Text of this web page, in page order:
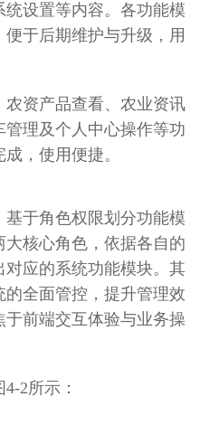
设置等内容。各功能模
于后期维护与升级，用
资产品查看、农业资讯
理及个人中心操作等功
，使用便捷。
于角色权限划分功能模
核心角色，依据各自的
应的系统功能模块。其
全面管控，提升管理效
前端交互体验与业务操
2所示：